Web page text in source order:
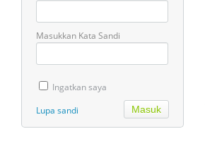
Masukkan Kata Sandi
Ingatkan saya
Lupa sandi